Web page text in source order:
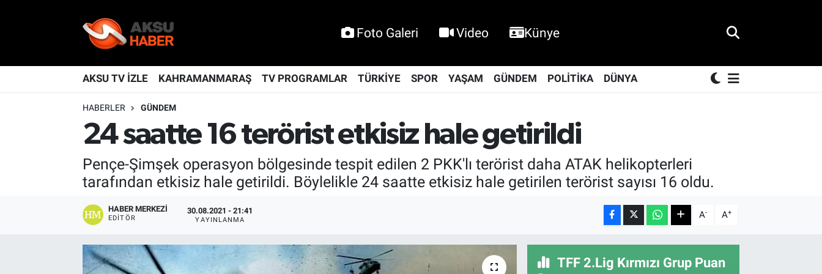
Foto Galeri Video Künye
AKSU TV İZLE KAHRAMANMARAŞ TV PROGRAMLAR TÜRKİYE SPOR YAŞAM GÜNDEM POLİTİKA DÜNYA
HABERLER GÜNDEM
24 saatte 16 terörist etkisiz hale getirildi
Pençe-Şimşek operasyon bölgesinde tespit edilen 2 PKK'lı terörist daha ATAK helikopterleri
tarafından etkisiz hale getirildi. Böylelikle 24 saatte etkisiz hale getirilen terörist sayısı 16 oldu.
HABER MERKEZI
EDITÖR
30.08.2021 - 21:41
YAYINLANMA A- A+
TFF 2.Lig Kırmızı Grup Puan
KAHRAMANMARAŞ
Nöbetçi Eczaneler
Hava Durumu
Kahramanmaraş Namaz Vakitleri
Trafik Durumu
TFF 2.Lig Kırmızı Grup Puan Durumu ve Fikstür
Tüm Manşetler
Haber Arşivi